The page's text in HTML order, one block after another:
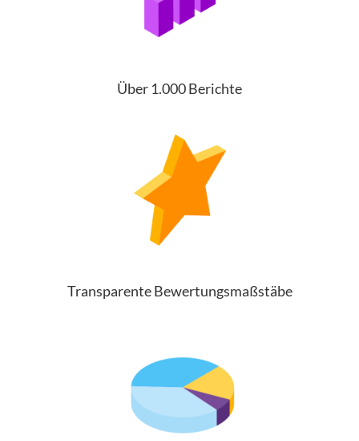
Über 1.000 Berichte
Transparente Bewertungsmaßstäbe